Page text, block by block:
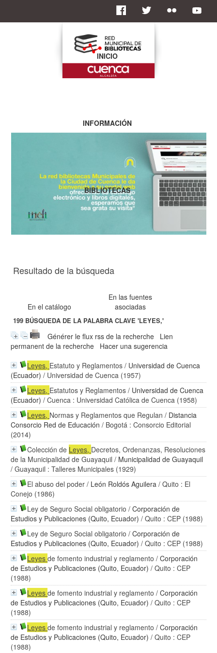
Resultado de la búsqueda
En el catálogo
En las fuentes
asociadas
199 BÚSQUEDA DE LA PALABRA CLAVE'LEYES,'
Générer le flux rss de la recherche
Lien
permanent de la recherche
Hacer una sugerencia
Leyes, Estatuto y Reglamentos / Universidad de Cuenca
(Ecuador) / Universidad de Cuenca (1957)
Leyes, Estatutos y Reglamentos / Universidad de Cuenca
(Ecuador) / Cuenca : Universidad Católica de Cuenca (1958)
Leyes, Normas y Reglamentos que Regulan / Distancia
Consorcio Red de Educación / Bogotá : Consorcio Editorial
(2014)
Colección de Leyes, Decretos, Ordenanzas, Resoluciones
de la Municipalidad de Guayaquil / Municipalidad de Guayaquil
/ Guayaquil : Talleres Municipales (1929)
El abuso del poder / León Roldós Aguilera / Quito : El
Conejo (1986)
Ley de Seguro Social obligatorio /Corporación de
Estudios y Publicaciones (Quito, Ecuador) / Quito : CEP (1988)
Ley de Seguro Social obligatorio /Corporación de
Estudios y Publicaciones (Quito, Ecuador) / Quito : CEP (1988)
Leyesde fomento industrial y reglamento /Corporación
de Estudios y Publicaciones (Quito, Ecuador) / Quito : CEP
(1988)
Leyesde fomento industrial y reglamento /Corporación
de Estudios y Publicaciones (Quito, Ecuador) / Quito : CEP
(1988)
Leyesde fomento industrial y reglamento /Corporación
de Estudios y Publicaciones (Quito, Ecuador) / Quito : CEP
(1988)
INICIO
INFORMACIÓN
BIBLIOTECAS